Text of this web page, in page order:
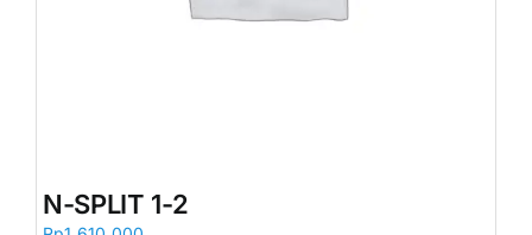
N-SPLIT 1-2